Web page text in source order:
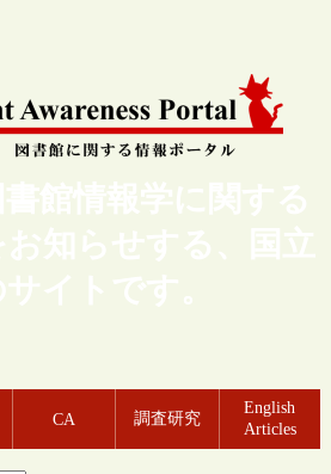
館情報学に関する
知らせする、国立
イトです。
CA 調査研究
English
Articles